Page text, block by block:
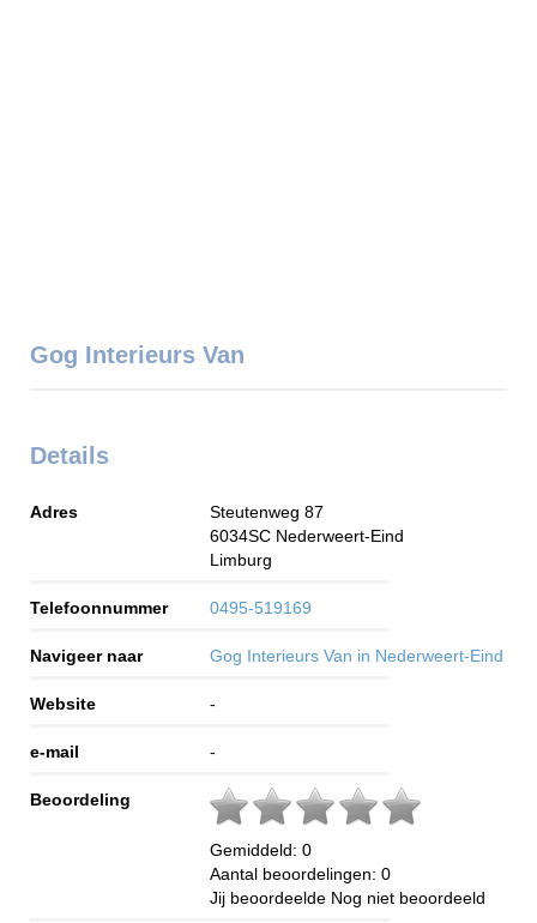
Gog Interieurs Van
Details
Adres
Steutenweg 87
6034SC Nederweert-Eind
Limburg
Telefoonnummer 0495-519169
Navigeer naar Gog Interieurs Van in Nederweert-Eind
Website -
e-mail -
Beoordeling
Gemiddeld: 0
Aantal beoordelingen: 0
Jij beoordeelde Nog niet beoordeeld